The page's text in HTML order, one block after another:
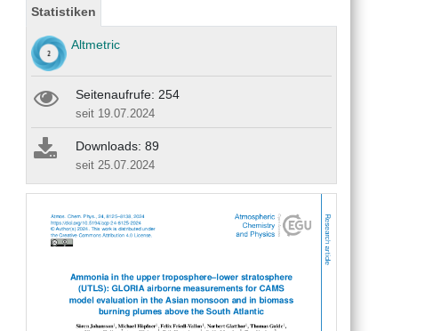
Statistiken
Altmetric
Seitenaufrufe: 254
seit 19.07.2024
Downloads: 89
seit 25.07.2024